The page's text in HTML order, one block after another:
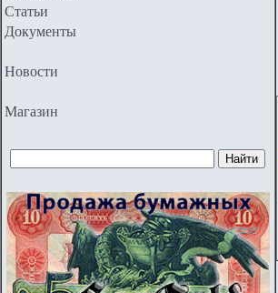
Статьи
Документы
Новости
Магазин